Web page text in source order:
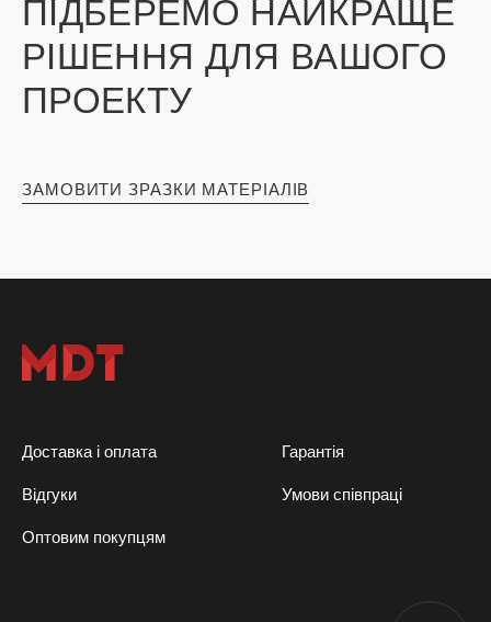
ПІДБЕРЕМО НАЙКРАЩЕ
РІШЕННЯ ДЛЯ ВАШОГО
ПРОЕКТУ
ЗАМОВИТИ ЗРАЗКИ МАТЕРІАЛІВ
Доставка і оплата Гарантія
Відгуки Умови співпраці
Оптовим покупцям